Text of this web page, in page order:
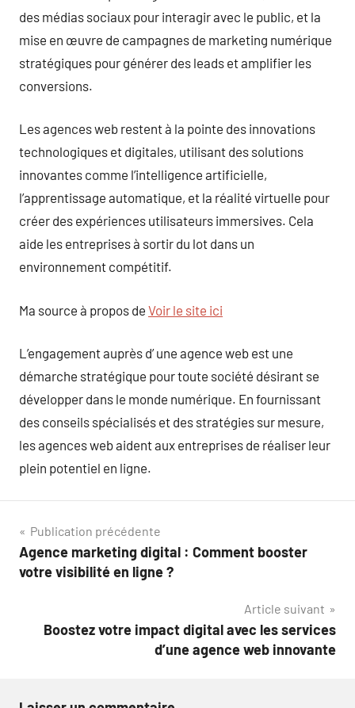
des médias sociaux pour interagir avec le public, et la
mise en œuvre de campagnes de marketing numérique
stratégiques pour générer des leads et amplifier les
conversions.
Les agences web restent à la pointe des innovations
technologiques et digitales, utilisant des solutions
innovantes comme l’intelligence artificielle,
l’apprentissage automatique, et la réalité virtuelle pour
créer des expériences utilisateurs immersives. Cela
aide les entreprises à sortir du lot dans un
environnement compétitif.
Ma source à propos de Voir le site ici
L’engagement auprès d’ une agence web est une
démarche stratégique pour toute société désirant se
développer dans le monde numérique. En fournissant
des conseils spécialisés et des stratégies sur mesure,
les agences web aident aux entreprises de réaliser leur
plein potentiel en ligne.
Navigation
de
Publication précédente
Agence marketing digital : Comment booster
votre visibilité en ligne ?
Article suivant
Boostez votre impact digital avec les services
d’une agence web innovante